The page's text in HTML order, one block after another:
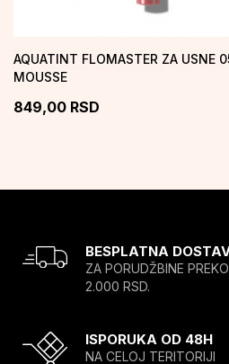
AQUATINT FLOMASTER ZA USNE
MOUSSE
849,00 RSD
BESPLATNA
ZA PORUDŽBINE PREKO
2.000 RSD.
ISPORUKA OD 48H
NA CELOJ TERITORIJI